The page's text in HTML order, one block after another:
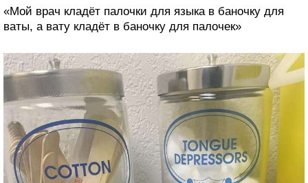
«Мой врач кладёт палочки для языка в баночку для
ваты, а вату кладёт в баночку для палочек»